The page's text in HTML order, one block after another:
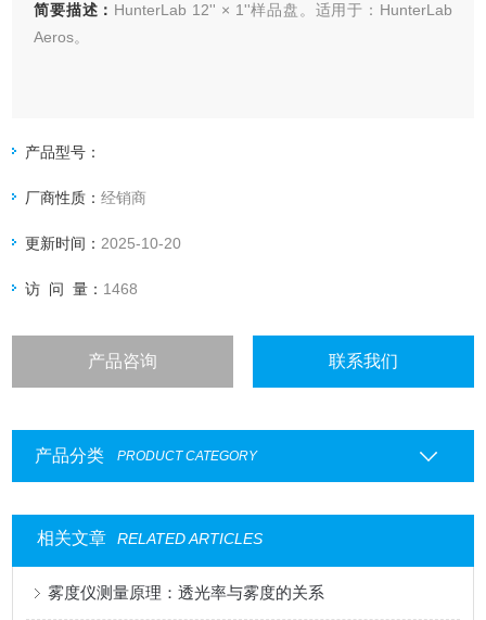
简要描述： HunterLab 12'' × 1''样品盘。适用于：HunterLab
Aeros。
产品型号：
厂商性质：经销商
更新时间： 2025-10-20
访 问 量： 1468
产品咨询 联系我们
产品分类 PRODUCT CATEGORY
相关文章 RELATED ARTICLES
雾度仪测量原理：透光率与雾度的关系